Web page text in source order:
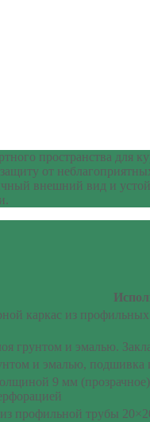
пространства для
от
внешний вид и
каркас из
грунтом и эмалью.
и эмалью,
9 мм (прозрачное)
профильной трубы